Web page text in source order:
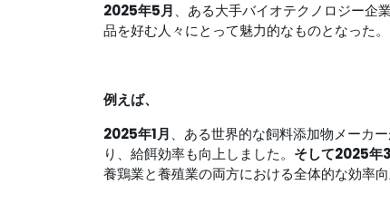
2025年5月、ある大手バイオテクノロジー企
品を好む人々にとって魅力的なものとなった。
例えば、
2025年1月、ある世界的な飼料添加物メーカ
り、給餌効率も向上しました。 そして2025年
養鶏業と養殖業の両方における全体的な効率